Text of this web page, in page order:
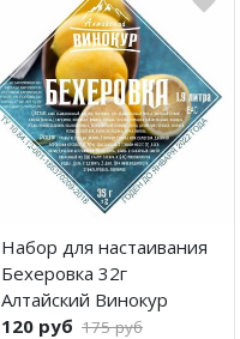
Набор для настаивания
Бехеровка 32г
Алтайский Винокур
120 руб 175 руб